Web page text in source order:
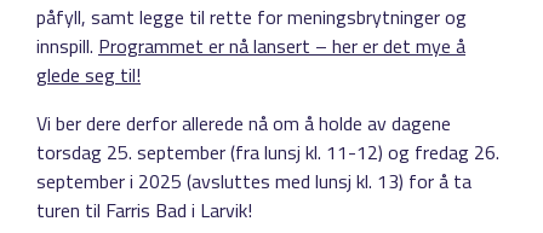
påfyll, samt legge til rette for meningsbrytninger og
innspill. Programmet er nå lansert – her er det mye å
glede seg til!
Vi ber dere derfor allerede nå om å holde av dagene
torsdag 25. september (fra lunsj kl. 11-12) og fredag 26.
september i 2025 (avsluttes med lunsj kl. 13) for å ta
turen til Farris Bad i Larvik!